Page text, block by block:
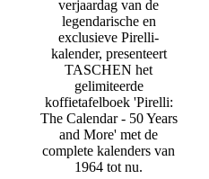
verjaardag van de
legendarische en
exclusieve Pirelli-
kalender, presenteert
TASCHEN het
gelimiteerde
koffietafelboek 'Pirelli:
The Calendar - 50 Years
and More' met de
complete kalenders van
1964 tot nu.